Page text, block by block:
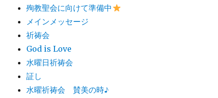
殉教聖会に向けて準備中
メインメッセージ
祈祷会
God is Love
水曜日祈祷会
証し
水曜祈祷会 賛美の時♪